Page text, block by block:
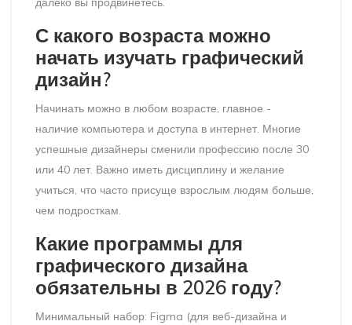
С какого возраста можно
начать изучать графический
дизайн?
Начинать можно в любом возрасте, главное -
наличие компьютера и доступа в интернет. Многие
успешные дизайнеры сменили профессию после 30
или 40 лет. Важно иметь дисциплину и желание
учиться, что часто присуще взрослым людям больше,
чем подросткам.
Какие программы для
графического дизайна
обязательны в 2026 году?
Минимальный набор: Figma (для веб-дизайна и